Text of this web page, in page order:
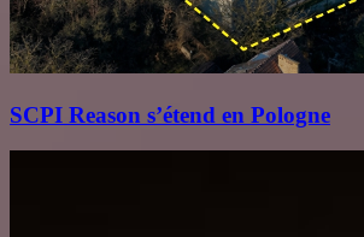
SCPI Reason s’étend en Pologne